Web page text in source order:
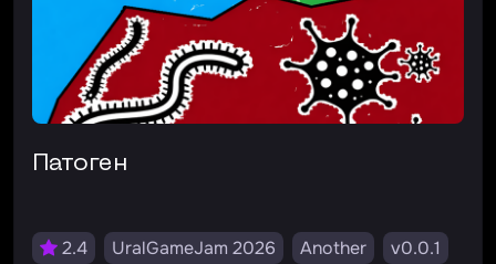
Патоген
2.4 UralGameJam 2026 Another
v0.0.1